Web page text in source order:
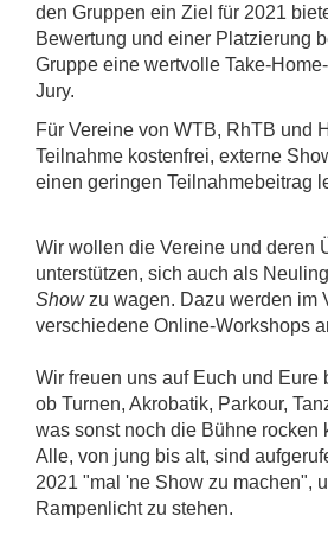
den Gruppen ein Ziel für 2021
Bewertung und einer Platzierung
Gruppe eine wertvolle Take-
Jury.
Für Vereine von WTB, RhTB und
Teilnahme kostenfrei, externe
einen geringen Teilnahmebeitrag
Wir wollen die Vereine und deren
unterstützen, sich auch als
Show zu wagen. Dazu werden im
verschiedene Online-Workshops
Wir freuen uns auf Euch und Eure
ob Turnen, Akrobatik, Parkour,
was sonst noch die Bühne rocken
Alle, von jung bis alt, sind
2021 "mal 'ne Show zu machen",
Rampenlicht zu stehen.